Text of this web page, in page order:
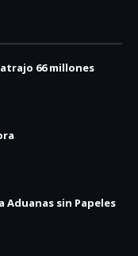
66 millones
Aduanas sin Papeles